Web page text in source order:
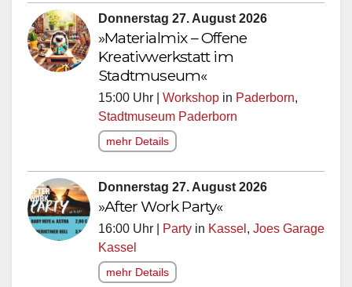
Donnerstag 27. August 2026
»Materialmix – Offene
Kreativwerkstatt im
Stadtmuseum«
15:00 Uhr | Workshop in Paderborn,
Stadtmuseum Paderborn
mehr Details
Donnerstag 27. August 2026
»After Work Party«
16:00 Uhr | Party in Kassel , Joes Garage
Kassel
mehr Details